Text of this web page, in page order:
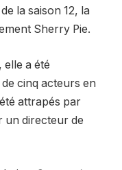
la saison 12, la
Sherry Pie.
elle a été
cinq acteurs en
attrapés par
un directeur de